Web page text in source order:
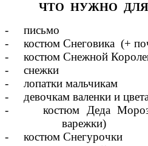
ЧТО НУЖНО ДЛЯ
- письмо
- костюм Снеговика (+
- костюм Снежной
- снежки
- лопатки мальчикам
- девочкам валенки и
- костюм Деда
варежки)
- костюм Снегурочки